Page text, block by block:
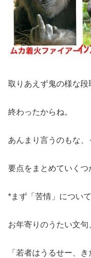
取りあえず鬼の様な段
終わったからね。
あんまり言うのもな、
要点をまとめていくつ
*まず「苦情」について
お年寄りのうたい文句
「若者はうるせー、